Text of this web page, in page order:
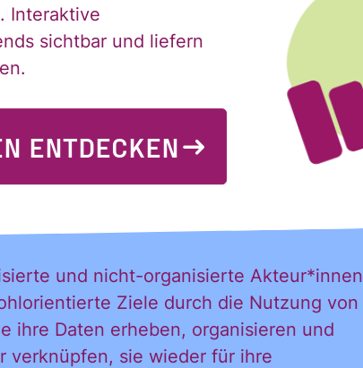
Interaktive
sichtbar und liefern
ENTDECKEN
und nicht-organisierte Akteur*innen
Ziele durch die Nutzung von
ihre Daten erheben, organisieren und
verknüpfen, sie wieder für ihre